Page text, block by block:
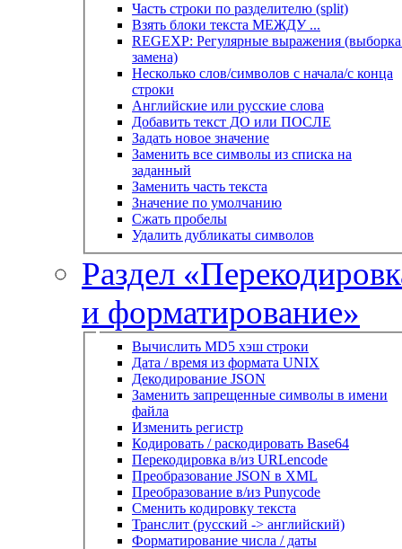
Часть строки по разделителю (split)
Взять блоки текста МЕЖДУ ...
REGEXP: Регулярные выражения
замена)
Несколько слов/символов с начала/с конца
строки
Английские или русские слова
Добавить текст ДО или ПОСЛЕ
Задать новое значение
Заменить все символы из списка на
заданный
Заменить часть текста
Значение по умолчанию
Сжать пробелы
Удалить дубликаты символов
Раздел
и форматирование»
Вычислить MD5 хэш строки
Дата / время из формата UNIX
Декодирование JSON
Заменить запрещенные символы в имени
файла
Изменить регистр
Кодировать / раскодировать Base64
Перекодировка в/из URLencode
Преобразование JSON в XML
Преобразование в/из Punycode
Сменить кодировку текста
Транслит (русский -> английский)
Форматирование числа / даты